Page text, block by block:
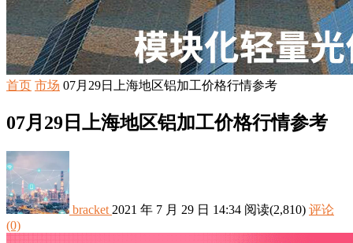
首页 市场 07月29日上海地区铝加工价格行情参考
07月29日上海地区铝加工价格行情参考
bracket 2021 年 7 月 29 日 14:34 阅读(2,810) 评论
(0)